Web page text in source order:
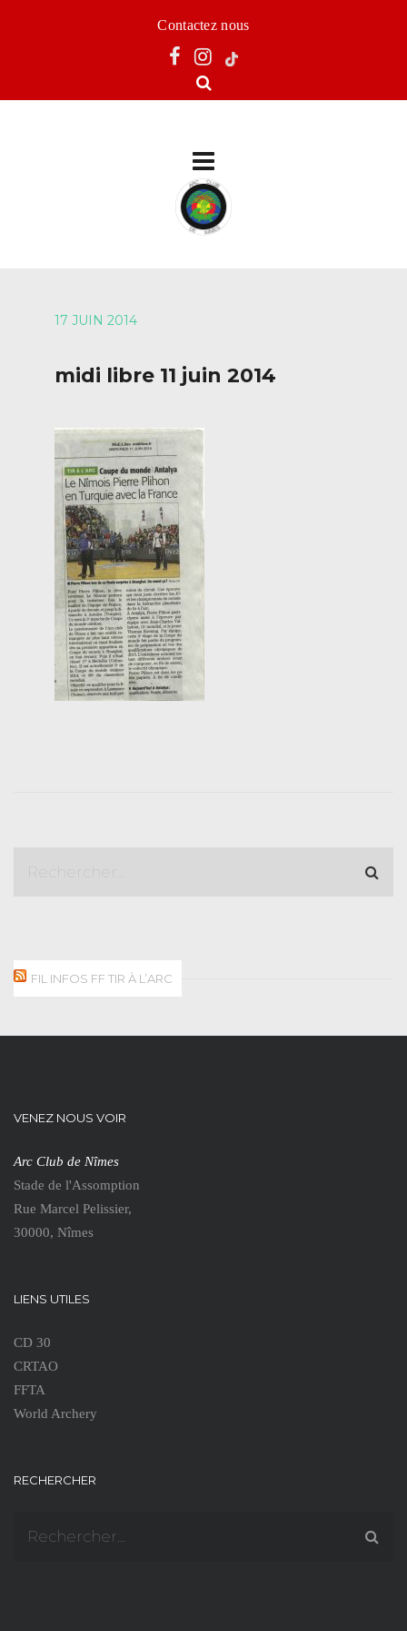
Contactez nous
17 JUIN 2014
midi libre 11 juin 2014
FIL INFOS FF TIR À L’ARC
VENEZ NOUS VOIR
Arc Club de Nîmes
Stade de l'Assomption
Rue Marcel Pelissier,
30000, Nîmes
LIENS UTILES
CD 30
CRTAO
FFTA
World Archery
RECHERCHER